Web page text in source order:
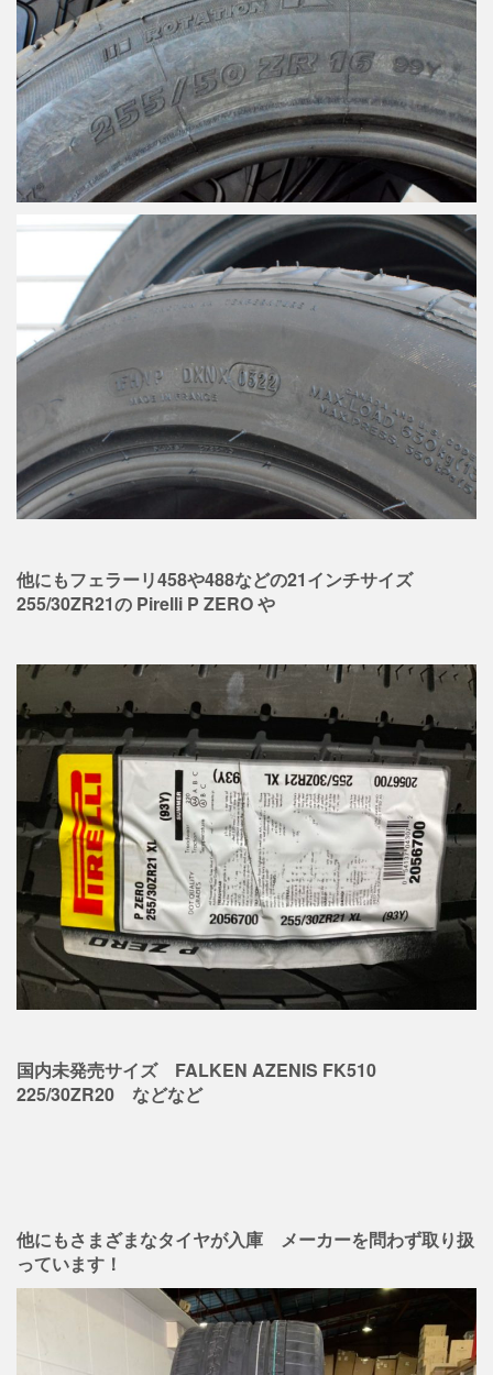
他にもフェラーリ458や488などの21インチサイズ
255/30ZR21の Pirelli P ZERO や
国内未発売サイズ FALKEN AZENIS FK510
225/30ZR20 などなど
他にもさまざまなタイヤが入庫 メーカーを問わず取り扱
っています！